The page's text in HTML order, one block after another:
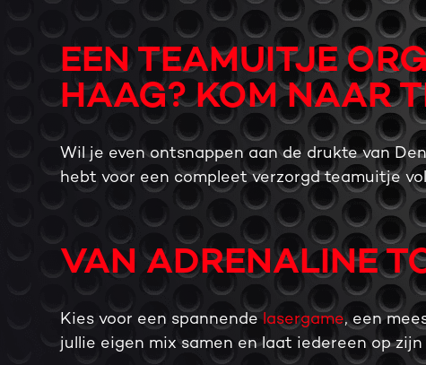
EEN TEAMUITJE
HAAG? KOM NAAR
Wil je even ontsnappen aan de drukte van
hebt voor een compleet verzorgd teamuitje
VAN ADRENALINE
Kies voor een spannende lasergame, een
jullie eigen mix samen en laat iedereen op